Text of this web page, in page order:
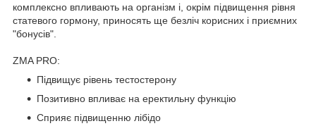
комплексно впливають на організм і, окрім підвищення рівня
статевого гормону, приносять ще безліч корисних і приємних
"бонусів".
ZMA PRO:
Підвищує рівень тестостерону
Позитивно впливає на еректильну функцію
Сприяє підвищенню лібідо